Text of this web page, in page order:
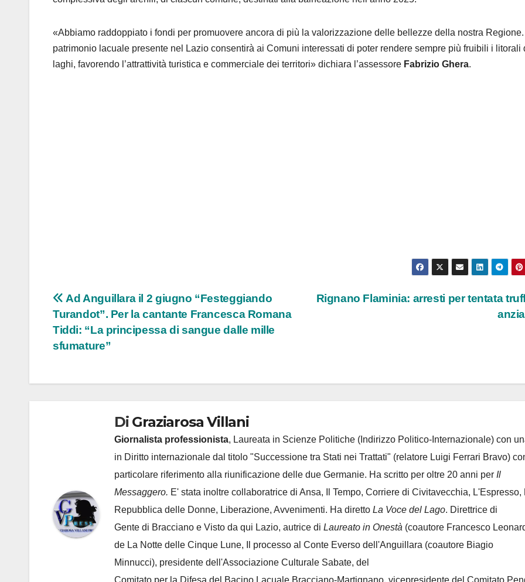
«Abbiamo raddoppiato i fondi per promuovere ancora di più la valorizzazione delle bellezze della nostra Regione.
patrimonio lacuale presente nel Lazio consentirà ai Comuni interessati di poter rendere sempre più fruibili i litorali
laghi, favorendo l’attrattività turistica e commerciale dei territori» dichiara l’assessore Fabrizio Ghera.
Navigazione
articoli
Rignano Flaminia: arresti per tentata
Ad Anguillara il 2 giugno “Festeggiando
Turandot”. Per la cantante Francesca Romana
Tiddi: “La principessa di sangue dalle mille
sfumature”
Di Graziarosa Villani
Giornalista professionista, Laureata in Scienze Politiche (Indirizzo Politico-Internazionale) con
in Diritto internazionale dal titolo "Successione tra Stati nei Trattati" (relatore Luigi Ferrari Bravo)
particolare riferimento alla riunificazione delle due Germanie. Ha scritto per oltre 20 anni per Il
Messaggero. E' stata inoltre collaboratrice di Ansa, Il Tempo, Corriere di Civitavecchia, L'Espresso,
Repubblica delle Donne, Liberazione, Avvenimenti. Ha diretto La Voce del Lago. Direttrice di
Gente di Bracciano e Visto da qui Lazio, autrice di Laureato in Onestà (coautore Francesco
de La Notte delle Cinque Lune, Il processo al Conte Everso dell'Anguillara (coautore Biagio
Minnucci), presidente dell'Associazione Culturale Sabate, del
Comitato per la Difesa del Bacino Lacuale Bracciano-Martignano, vicepresidente del Comitato